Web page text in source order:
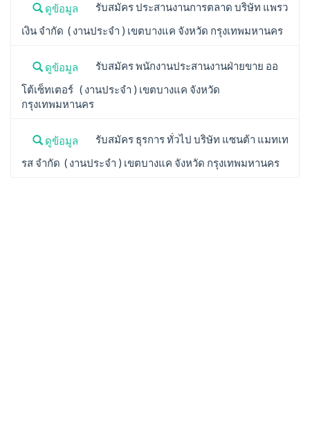
ดูข้อมูล
รับสมัคร ประสานงานการตลาด บริษัท แพรว
เงิน จำกัด ( งานประจำ ) เขตบางแค จังหวัด กรุงเทพมหานคร
ดูข้อมูล
รับสมัคร พนักงานประสานงานฝ่ายขาย ออ
โต้เซ็ทเตอร์ ( งานประจำ ) เขตบางแค จังหวัด
กรุงเทพมหานคร
ดูข้อมูล
รับสมัคร ธุรการ ทั่วไป บริษัท แซนต้า แมทเท
รส จำกัด ( งานประจำ ) เขตบางแค จังหวัด กรุงเทพมหานคร